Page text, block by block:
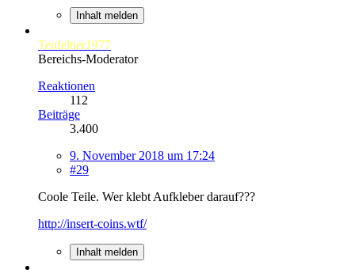
Inhalt melden
Teufeltier1977
Bereichs-Moderator
Reaktionen
112
Beiträge
3.400
9. November 2018 um 17:24
#29
Coole Teile. Wer klebt Aufkleber darauf???
http://insert-coins.wtf/
Inhalt melden